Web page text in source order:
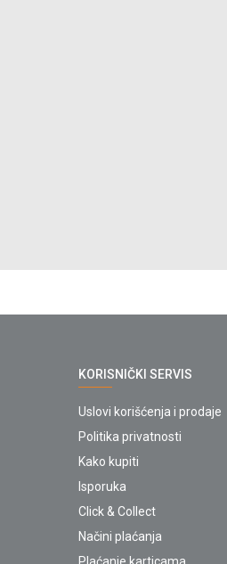
KORISNIČKI SERVIS
Uslovi korišćenja i prodaje
Politika privatnosti
Kako kupiti
Isporuka
Click & Collect
Načini plaćanja